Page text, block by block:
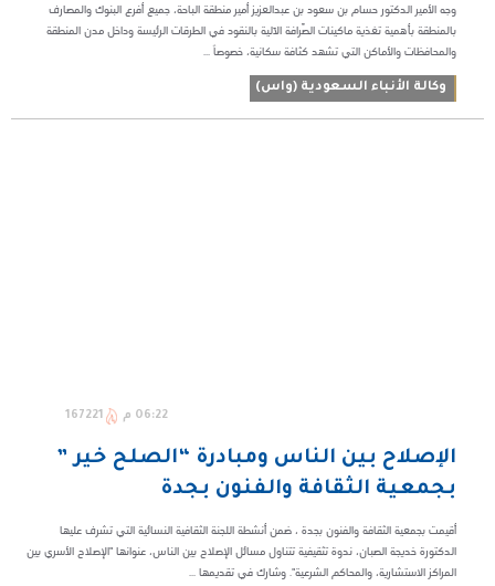
وجه الأمير الدكتور حسام بن سعود بن عبدالعزيز أمير منطقة الباحة، جميع أفرع البنوك والمصارف
بالمنطقة بأهمية تغذية ماكينات الصِّرافة الآلية بالنقود في الطرقات الرئيسة وداخل مدن المنطقة
والمحافظات والأماكن التي تشهد كثافة سكانية، خصوصاً ...
وكالة الأنباء السعودية (واس)
06:22 م 167221
الإصلاح بين الناس ومبادرة “الصلح خير ”
بجمعية الثقافة والفنون بجدة
أقيمت بجمعية الثقافة والفنون بجدة ، ضمن أنشطة اللجنة الثقافية النسائية التي تشرف عليها
الدكتورة خديجة الصبان، ندوة تثقيفية تتناول مسائل الإصلاح بين الناس، عنوانها "الإصلاح الأسري بين
المراكز الاستشارية، والمحاكم الشرعية". وشارك في تقديمها ...